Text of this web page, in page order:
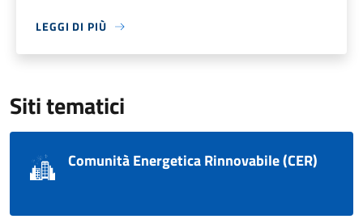
LEGGI DI PIÙ
Siti tematici
Comunità Energetica Rinnovabile (CER)